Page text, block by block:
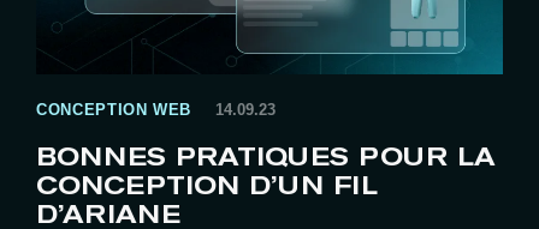
CONCEPTION WEB 14.09.23
BONNES PRATIQUES POUR LA
CONCEPTION D’UN FIL
D’ARIANE